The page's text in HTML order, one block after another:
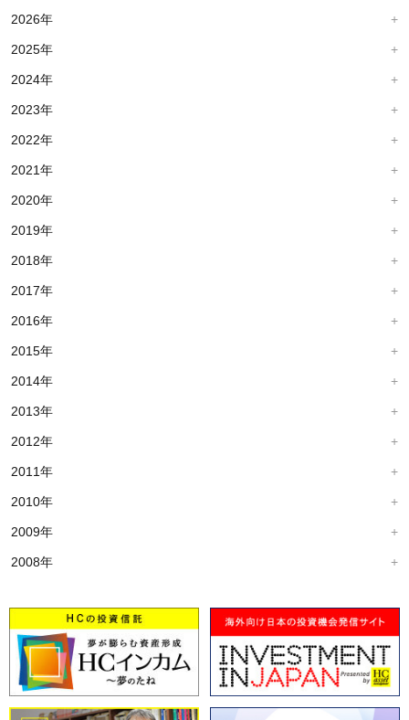
2026年
2025年
2024年
2023年
2022年
2021年
2020年
2019年
2018年
2017年
2016年
2015年
2014年
2013年
2012年
2011年
2010年
2009年
2008年